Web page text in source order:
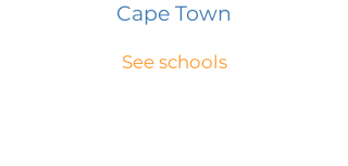
Cape Town
See schools